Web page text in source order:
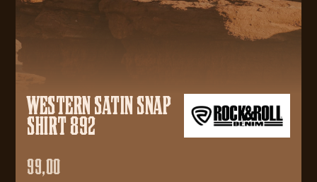
WESTERN SATIN SNAP
SHIRT 892
99,00